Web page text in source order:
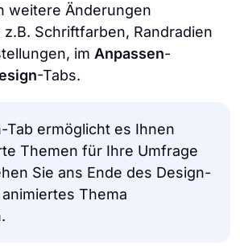
weitere Änderungen
Schriftfarben, Randradien
im Anpassen-
-Tabs.
Tab ermöglicht es Ihnen
Themen für Ihre Umfrage
Sie ans Ende des Design-
Thema